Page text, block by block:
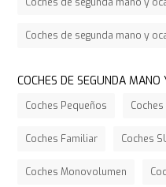
Coches de segunda mano y
COCHES DE SEGUNDA
Coches Pequeños
Coches Familiar Coches
Coches Monovolumen